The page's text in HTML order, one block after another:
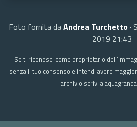
Foto fornita daAndrea Turchetto ·
2019 21:43
Se ti riconosci come proprietario
senza il tuo consenso e intendi avere
archivio scrivi a